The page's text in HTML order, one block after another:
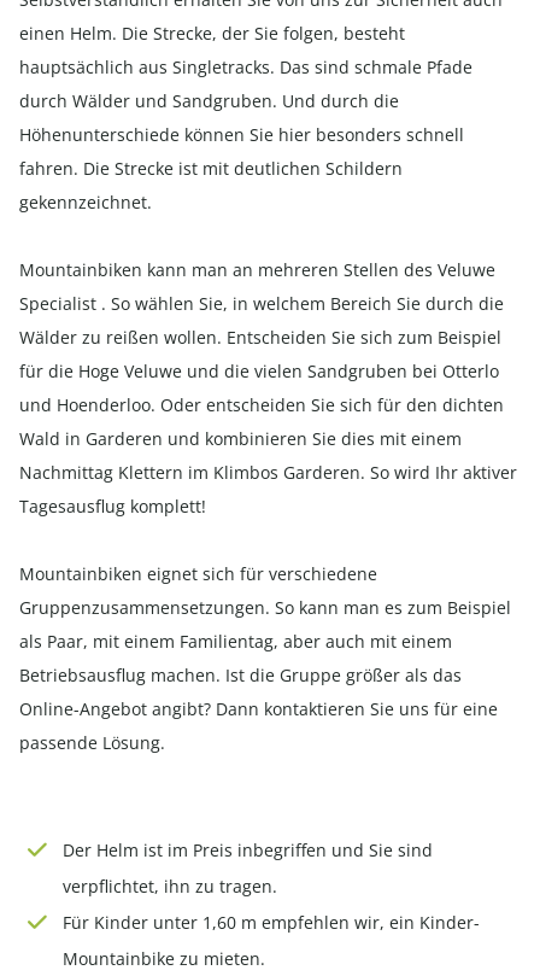
einen Helm. Die Strecke, der Sie folgen, besteht
hauptsächlich aus Singletracks. Das sind schmale Pfade
durch Wälder und Sandgruben. Und durch die
Höhenunterschiede können Sie hier besonders schnell
fahren. Die Strecke ist mit deutlichen Schildern
gekennzeichnet.
Mountainbiken kann man an mehreren Stellen des Veluwe
Specialist . So wählen Sie, in welchem Bereich Sie durch die
Wälder zu reißen wollen. Entscheiden Sie sich zum Beispiel
für die Hoge Veluwe und die vielen Sandgruben bei Otterlo
und Hoenderloo. Oder entscheiden Sie sich für den dichten
Wald in Garderen und kombinieren Sie dies mit einem
Nachmittag Klettern im Klimbos Garderen. So wird Ihr aktiver
Tagesausflug komplett!
Mountainbiken eignet sich für verschiedene
Gruppenzusammensetzungen. So kann man es zum Beispiel
als Paar, mit einem Familientag, aber auch mit einem
Betriebsausflug machen. Ist die Gruppe größer als das
Online-Angebot angibt? Dann kontaktieren Sie uns für eine
passende Lösung.
Der Helm ist im Preis inbegriffen und Sie sind
verpflichtet, ihn zu tragen.
Für Kinder unter 1,60 m empfehlen wir, ein Kinder-
Mountainbike zu mieten.